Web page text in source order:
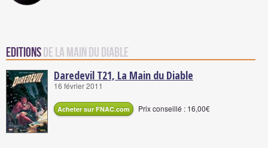
Editionsde La Main du Diable
Daredevil T21, La Main du Diable
16 février 2011
Acheter sur FNAC.com Prix conseillé : 16,00€